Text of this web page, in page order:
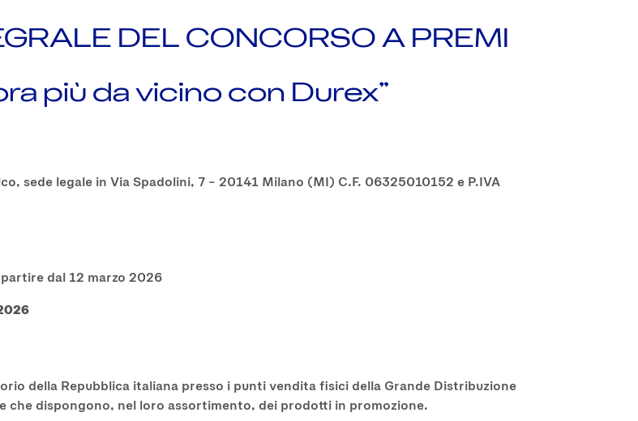
DEL CONCORSO A PREMI
più da vicino con Durex”
sede legale in Via Spadolini, 7 – 20141 Milano (MI) C.F. 06325010152 e P.IVA
dal 12 marzo 2026
della Repubblica italiana presso i punti vendita fisici della Grande Distribuzione
che dispongono, nel loro assortimento, dei prodotti in promozione.